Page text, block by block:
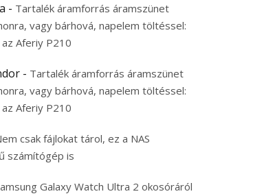
- Tartalék áramforrás áramszünet
vagy bárhová, napelem töltéssel:
Aferiy P210
- Tartalék áramforrás áramszünet
vagy bárhová, napelem töltéssel:
Aferiy P210
csak fájlokat tárol, ez a NAS
számítógép is
Galaxy Watch Ultra 2 okosóráról